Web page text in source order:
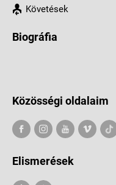
Követések
Biográfia
Közösségi oldalaim
Elismerések